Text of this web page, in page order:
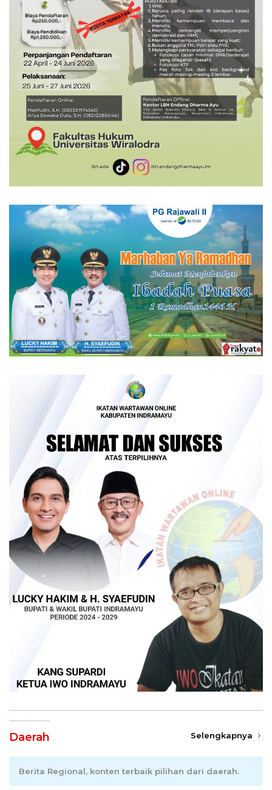
Daerah Selengkapnya
Berita Regional, konten terbaik pilihan dari daerah.